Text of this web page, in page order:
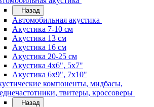
Назад
Автомобильная акустика
Акустика 7-10 см
Акустика 13 см
Акустика 16 см
Акустика 20-25 см
Акустика 4х6", 5х7"
Акустика 6х9", 7х10"
компоненты, мидбасы,
твитеры, кроссоверы
Назад